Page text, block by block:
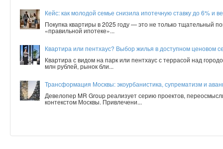
Кейс: как молодой семье снизила ипотечную ставку до 6% и
Покупка квартиры в 2025 году — это не только тщательный
«правильной ипотеке»...
Квартира или пентхаус? Выбор жилья в доступном ценовом
Квартира с видом на парк или пентхаус с террасой над
млн рублей, рынок бли...
Трансформация Москвы: экоурбанистика, супрематизм и
Девелопер MR Group реализует серию проектов,
контекстом Москвы. Привлечени...